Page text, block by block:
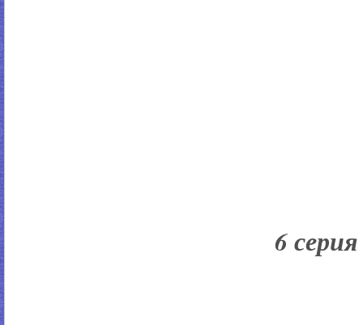
6 серия